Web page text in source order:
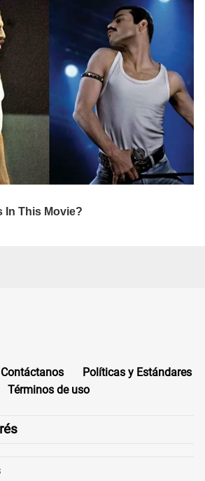
Contáctanos
Políticas y Estándares
Términos de uso